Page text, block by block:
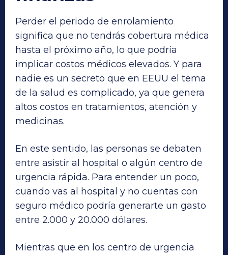
Perder el periodo de enrolamiento
significa que no tendrás cobertura médica
hasta el próximo año, lo que podría
implicar costos médicos elevados. Y para
nadie es un secreto que en EEUU el tema
de la salud es complicado, ya que genera
altos costos en tratamientos, atención y
medicinas.
En este sentido, las personas se debaten
entre asistir al hospital o algún centro de
urgencia rápida. Para entender un poco,
cuando vas al hospital y no cuentas con
seguro médico podría generarte un gasto
entre 2.000 y 20.000 dólares.
Mientras que en los centro de urgencia